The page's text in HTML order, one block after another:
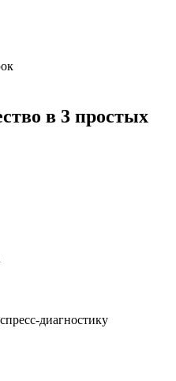
в 3 простых
диагностику